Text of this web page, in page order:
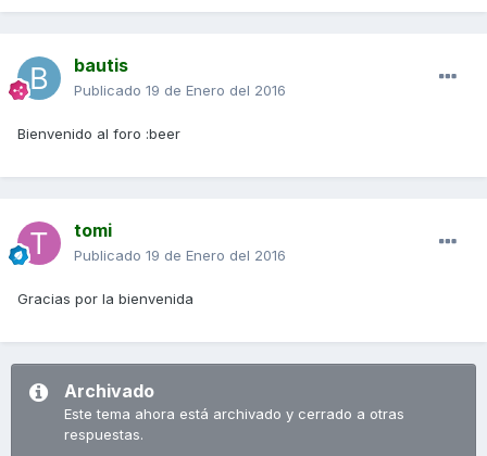
bautis
Publicado 19 de Enero del 2016
Bienvenido al foro :beer
tomi
Publicado 19 de Enero del 2016
Gracias por la bienvenida
Archivado
Este tema ahora está archivado y cerrado a otras
respuestas.